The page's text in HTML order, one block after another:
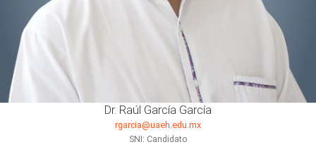
Dr. Raúl García García
rgarcia@uaeh.edu.mx
SNI: Candidato